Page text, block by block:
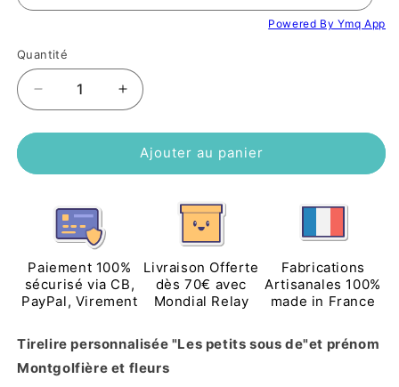
Powered By Ymq App
Quantité
Réduire
la
quantité
Tirelire
personnalisée
&quot;Les
petits
sous
de&quot;
avec
mongolfière
fleurs
Augmenter
la
quantité
Tirelire
personnalisée
sous
de&quot;
avec
mongolfière
et
fleurs
Ajouter au panier
Paiement 100%
sécurisé via CB,
PayPal, Virement
Livraison Offerte
dès 70€ avec
Mondial Relay
Fabrications
Artisanales 100%
made in France
Tirelire personnalisée "Les petits sous de"et prénom 
Montgolfière et fleurs